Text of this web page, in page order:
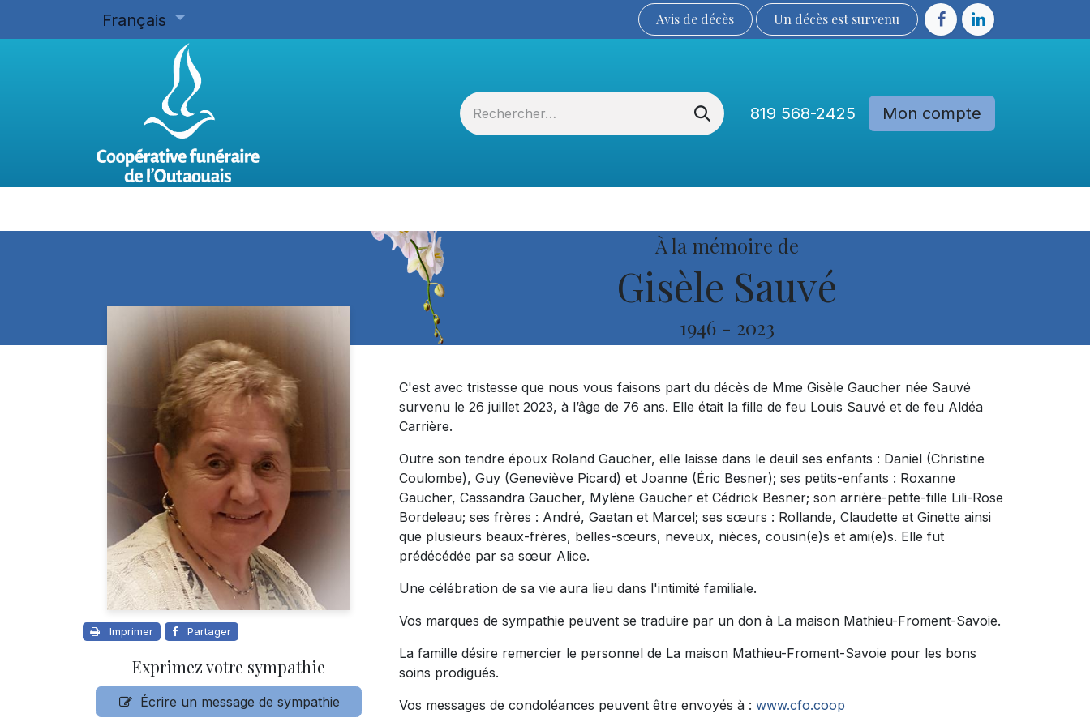
Français Avis de décès Un décès est sur​​​​​​​​ve​nu​​​​​​​​​​
819 568-2425 Mon compte
À la mémoire de
Gisèle Sauvé
1946 - 2023
Imprimer Partager
Exprimez votre sympathie
Écrire un message de sympathie
C'est avec tristesse que nous vous faisons part du décès de Mme Gisèle Gaucher née Sauvé
survenu le 26 juillet 2023, à l’âge de 76 ans. Elle était la fille de feu Louis Sauvé et de feu Aldéa
Carrière.
Outre son tendre époux Roland Gaucher, elle laisse dans le deuil ses enfants : Daniel (Christine
Coulombe), Guy (Geneviève Picard) et Joanne (Éric Besner); ses petits-enfants : Roxanne
Gaucher, Cassandra Gaucher, Mylène Gaucher et Cédrick Besner; son arrière-petite-fille Lili-Rose
Bordeleau; ses frères : André, Gaetan et Marcel; ses sœurs : Rollande, Claudette et Ginette ainsi
que plusieurs beaux-frères, belles-sœurs, neveux, nièces, cousin(e)s et ami(e)s. Elle fut
prédécédée par sa sœur Alice.
Une célébration de sa vie aura lieu dans l'intimité familiale.
Vos marques de sympathie peuvent se traduire par un don à La maison Mathieu-Froment-Savoie.
La famille désire remercier le personnel de La maison Mathieu-Froment-Savoie pour les bons
soins prodigués.
Vos messages de condoléances peuvent être envoyés à : www.cfo.coop